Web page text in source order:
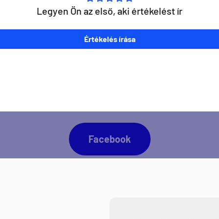
Legyen Ön az első, aki értékelést ír
Értékelés írása
kész lennél minden Direct Darts aktivitással
Facebook